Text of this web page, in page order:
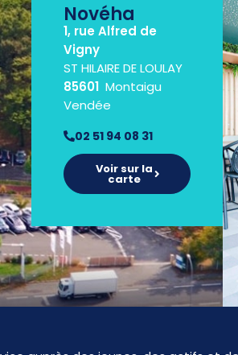
Novéha
1, rue Alfred de
Vigny
ST HILAIRE DE LOULAY
85601 Montaigu
Vendée
02 51 94 08 31
Voir sur la
carte